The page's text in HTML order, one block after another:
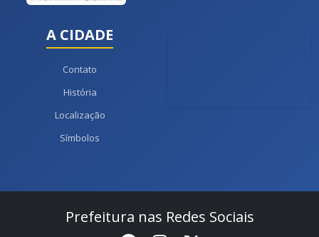
A CIDADE
Contato
História
Localização
Símbolos
Prefeitura nas Redes Sociais